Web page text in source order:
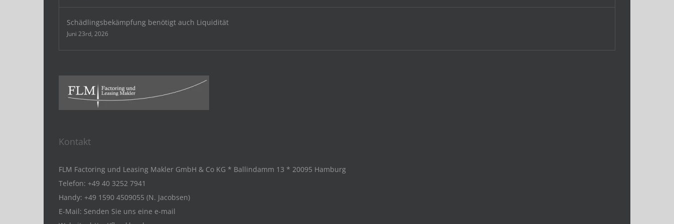
Schädlingsbekämpfung benötigt auch Liquidität
Juni 23rd, 2026
Kontakt
FLM Factoring und Leasing Makler GmbH & Co KG * Ballindamm 13 * 20095 Hamburg
Telefon: +49 40 3252 7941
Handy: +49 1590 4509055 (N. Jacobsen)
E-Mail: Senden Sie uns eine e-mail